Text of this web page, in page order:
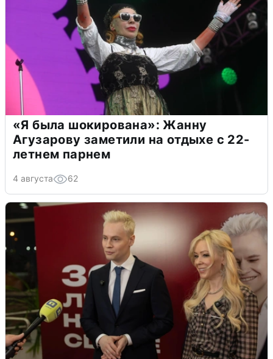
«Я была шокирована»: Жанну
Агузарову заметили на отдыхе с 22-
летнем парнем
4 августа 62